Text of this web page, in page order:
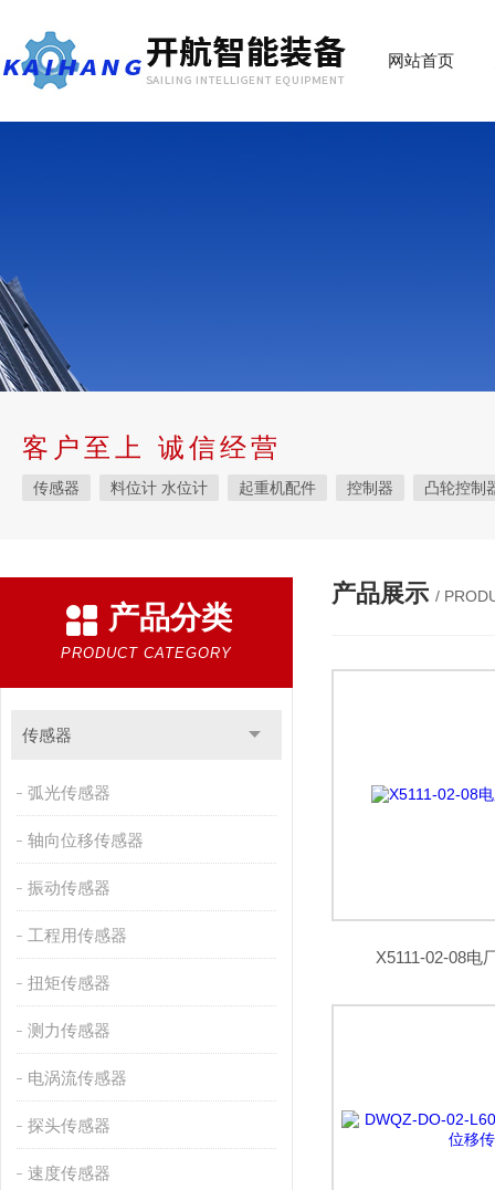
网站首页
客户至上 诚信经营
传感器 料位计 水位计 起重机配件 控制器 凸轮控制
产品分类
PRODUCT CATEGORY
传感器
弧光传感器
轴向位移传感器
振动传感器
工程用传感器
扭矩传感器
测力传感器
电涡流传感器
探头传感器
速度传感器
产品展示 /
X5111-02-08电